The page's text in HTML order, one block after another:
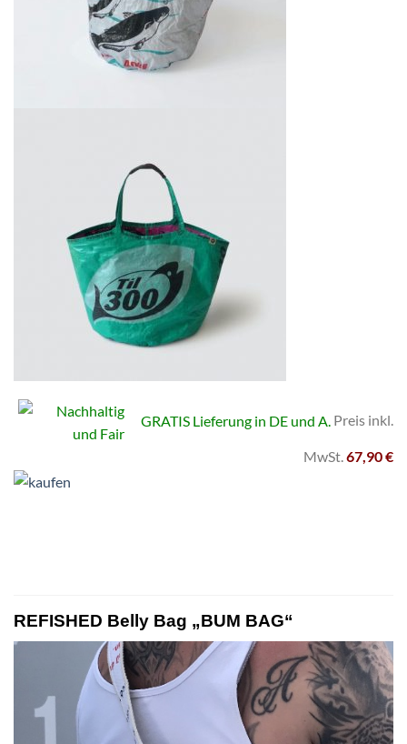
GRATIS Lieferung in DE und A. Preis inkl.
MwSt.67,90 €
REFISHED Belly Bag „BUM BAG“